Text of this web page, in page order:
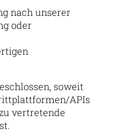
nach unserer
oder
soweit
APIs
vertretende